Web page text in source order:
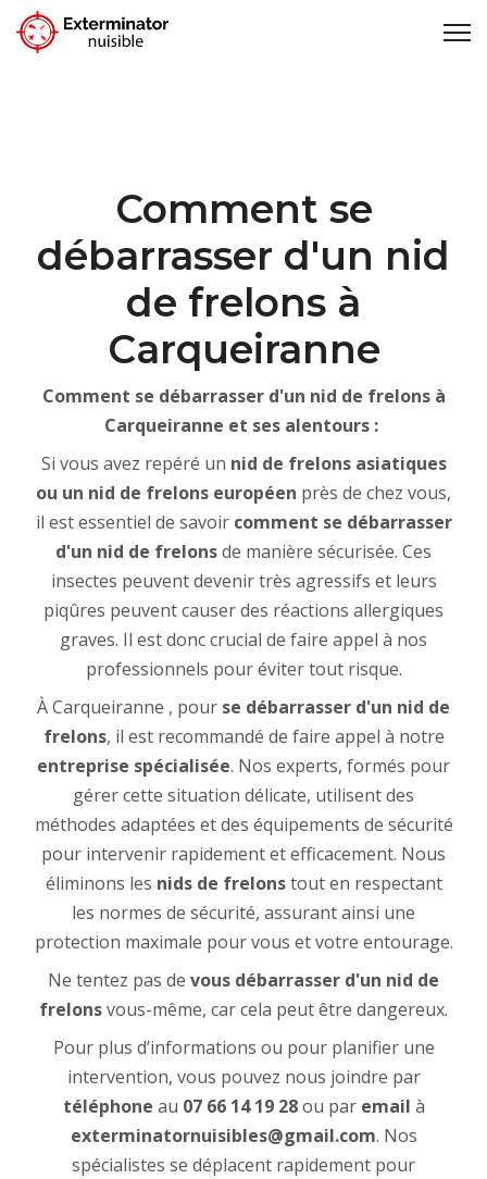
Comment se
débarrasser d'un nid
de frelons à
Carqueiranne
Comment se débarrasser d'un nid de frelons à
Carqueiranne et ses alentours :
Si vous avez repéré un nid de frelons asiatiques
ou un nid de frelons européen près de chez vous,
il est essentiel de savoir comment se débarrasser
d'un nid de frelonsde manière sécurisée. Ces
insectes peuvent devenir très agressifs et leurs
piqûres peuvent causer des réactions allergiques
graves. Il est donc crucial de faire appel à nos
professionnels pour éviter tout risque.
À Carqueiranne , pour se débarrasser d'un nid de
frelons, il est recommandé de faire appel à notre
entreprise spécialisée. Nos experts, formés pour
gérer cette situation délicate, utilisent des
méthodes adaptées et des équipements de sécurité
pour intervenir rapidement et efficacement. Nous
éliminons les nids de frelonstout en respectant
les normes de sécurité, assurant ainsi une
protection maximale pour vous et votre entourage.
Ne tentez pas de vous débarrasser d'un nid de
frelonsvous-même, car cela peut être dangereux.
Pour plus d’informations ou pour planifier une
intervention, vous pouvez nous joindre par
téléphone au 07 66 14 19 28ou par email à
exterminatornuisibles@gmail.com. Nos
spécialistes se déplacent rapidement pour